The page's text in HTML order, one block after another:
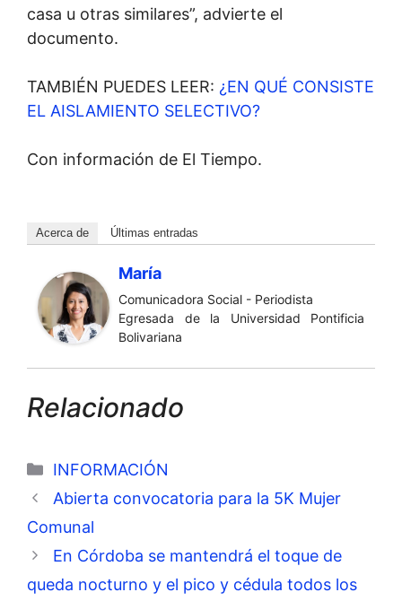
casa u otras similares”, advierte el
documento.
TAMBIÉN PUEDES LEER: ¿EN QUÉ CONSISTE
EL AISLAMIENTO SELECTIVO?
Con información de El Tiempo.
Acerca de Últimas entradas
María
Comunicadora Social - Periodista
Egresada de la Universidad Pontificia
Bolivariana
Relacionado
Categorías
INFORMACIÓN
Abierta convocatoria para la 5K Mujer
Comunal
En Córdoba se mantendrá el toque de
queda nocturno y el pico y cédula todos los